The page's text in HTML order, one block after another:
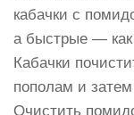
кабачки с
а быстрые — как
Кабачки
пополам и
Очистить